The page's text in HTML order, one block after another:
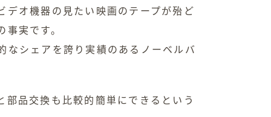
デオ機器の見たい映画のテープが殆ど
実です。
なシェアを誇り実績のあるノーベルバ
品交換も比較的簡単にできるという